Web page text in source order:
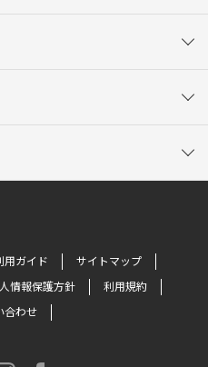
用ガイド
サイトマップ
情報保護方針
利用規約
合わせ